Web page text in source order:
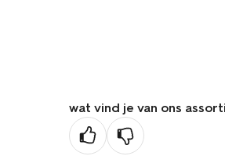
wat vind je van ons